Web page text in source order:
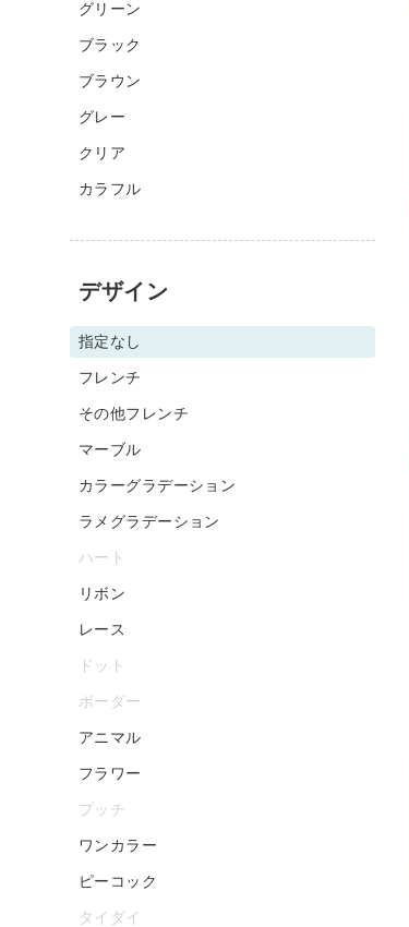
グリーン
ブラック
ブラウン
グレー
クリア
カラフル
デザイン
指定なし
フレンチ
その他フレンチ
マーブル
カラーグラデーション
ラメグラデーション
ハート
リボン
レース
ドット
ボーダー
アニマル
フラワー
プッチ
ワンカラー
ピーコック
タイダイ